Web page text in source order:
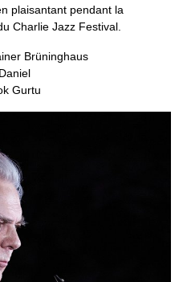
plaisantant pendant la
Charlie Jazz Festival.
Brüninghaus
Gurtu